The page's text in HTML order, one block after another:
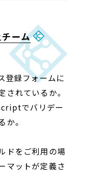
ーム
登録フォームに
されているか。
でバリデー
。
ドをご利用の場
マットが定義さ